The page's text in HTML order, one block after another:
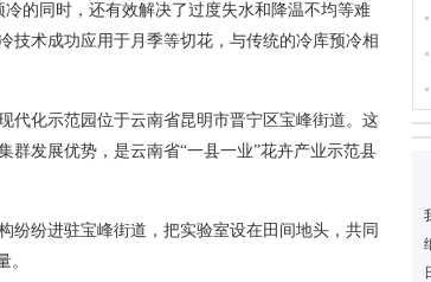
的同时，还有效解决了过度失水和降温不均等难
技术成功应用于月季等切花，与传统的冷库预冷相
代化示范园位于云南省昆明市晋宁区宝峰街道。这
群发展优势，是云南省“一县一业”花卉产业示范县
纷纷进驻宝峰街道，把实验室设在田间地头，共同
。